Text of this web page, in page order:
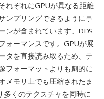
れぞれにGPUが異なる距離
ンプリングできるように事
ンが含まれています。DDS
ォーマンスです。GPUが展
タを直接読み取るため、テ
フォーマットよりも劇的に
メモリ上でも圧縮されたま
多くのテクスチャを同時に